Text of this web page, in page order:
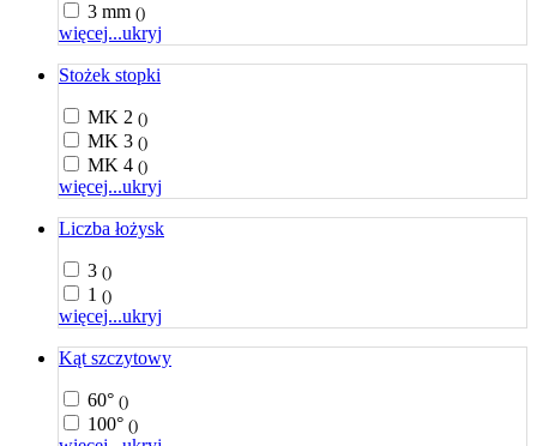
3 mm ()
więcej...ukryj
Stożek stopki
MK 2 ()
MK 3 ()
MK 4 ()
więcej...ukryj
Liczba łożysk
3 ()
1 ()
więcej...ukryj
Kąt szczytowy
60° ()
100° ()